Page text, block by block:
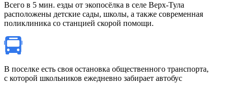
Всего в 5 мин. езды от экопосёлка в селе Верх-Тула
расположены детские сады, школы, а также современная
поликлиника со станцией скорой помощи.
В поселке есть своя остановка общественного транспорта,
с которой школьников ежедневно забирает автобус